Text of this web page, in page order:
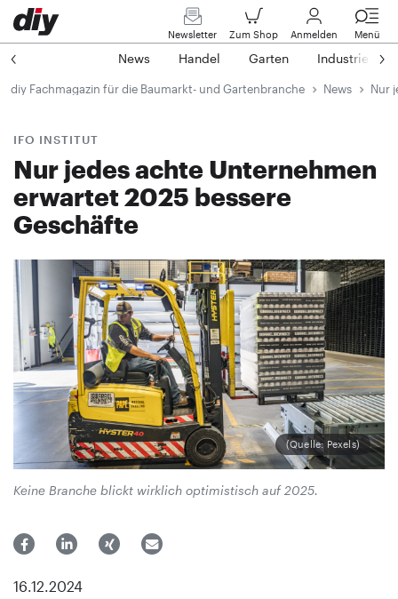
Newsletter Zum Shop Anmelden Menü
News Handel Garten Industrie
diy Fachmagazin für die Baumarkt- und Gartenbranche News Nur
IFO INSTITUT
Nur jedes achte Unternehmen
erwartet 2025 bessere
Geschäfte
(Quelle: Pexels)
Keine Branche blickt wirklich optimistisch auf 2025.
16.12.2024